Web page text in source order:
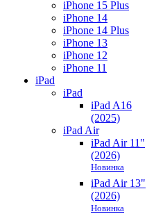
iPhone 15 Plus
iPhone 14
iPhone 14 Plus
iPhone 13
iPhone 12
iPhone 11
iPad
iPad
iPad A16
(2025)
iPad Air
iPad Air 11"
(2026)
Новинка
iPad Air 13"
(2026)
Новинка